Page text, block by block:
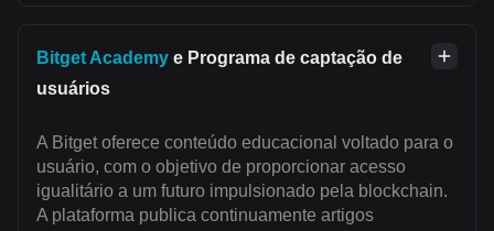
Bitget Academy e Programa de captação de
usuários
A Bitget oferece conteúdo educacional voltado para o
usuário, com o objetivo de proporcionar acesso
igualitário a um futuro impulsionado pela blockchain.
A plataforma publica continuamente artigos